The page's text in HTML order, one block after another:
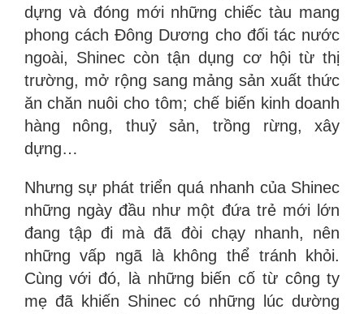
dựng và đóng mới những chiếc tàu mang
phong cách Đông Dương cho đối tác nước
ngoài, Shinec còn tận dụng cơ hội từ thị
trường, mở rộng sang mảng sản xuất thức
ăn chăn nuôi cho tôm; chế biến kinh doanh
hàng nông, thuỷ sản, trồng rừng, xây
dựng…
Nhưng sự phát triển quá nhanh của Shinec
những ngày đầu như một đứa trẻ mới lớn
đang tập đi mà đã đòi chạy nhanh, nên
những vấp ngã là không thể tránh khỏi.
Cùng với đó, là những biến cố từ công ty
mẹ đã khiến Shinec có những lúc dường